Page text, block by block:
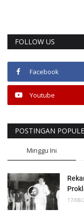
FOLLOW US
Facebook
Youtube
POSTINGAN
Minggu Ini
17/08/